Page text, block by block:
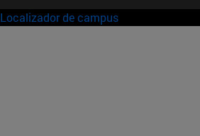
Localizador de campus